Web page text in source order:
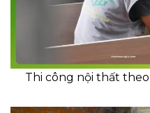
Thi công nội thất